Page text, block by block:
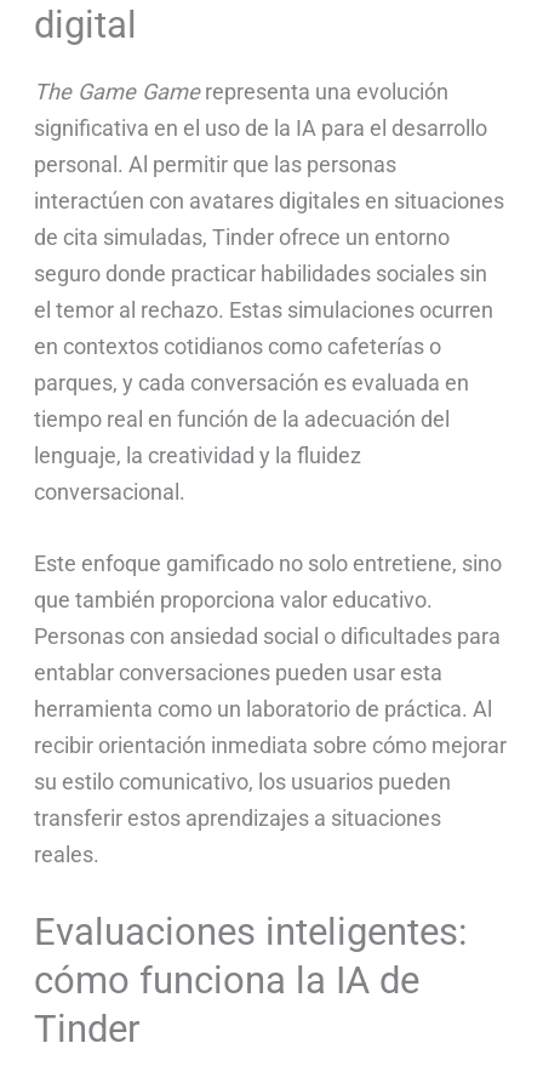
digital
The Game Gamerepresenta una evolución
significativa en el uso de la IA para el desarrollo
personal. Al permitir que las personas
interactúen con avatares digitales en situaciones
de cita simuladas, Tinder ofrece un entorno
seguro donde practicar habilidades sociales sin
el temor al rechazo. Estas simulaciones ocurren
en contextos cotidianos como cafeterías o
parques, y cada conversación es evaluada en
tiempo real en función de la adecuación del
lenguaje, la creatividad y la fluidez
conversacional.
Este enfoque gamificado no solo entretiene, sino
que también proporciona valor educativo.
Personas con ansiedad social o dificultades para
entablar conversaciones pueden usar esta
herramienta como un laboratorio de práctica. Al
recibir orientación inmediata sobre cómo mejorar
su estilo comunicativo, los usuarios pueden
transferir estos aprendizajes a situaciones
reales.
Evaluaciones inteligentes:
cómo funciona la IA de
Tinder